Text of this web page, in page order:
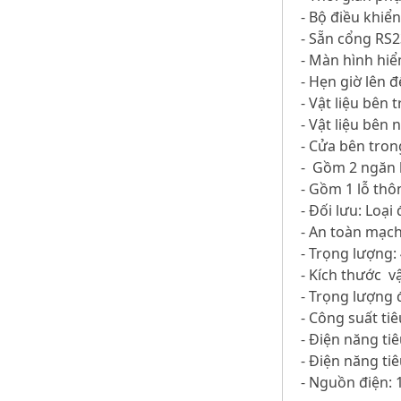
- Bộ điều
- Sẵn cổng
- Màn hình
- Hẹn giờ lên
- Vật liệu bên
- Vật liệu bên
- Cửa bên
- Gồm 2 ngăn
- Gồm 1 lỗ
- Đối lưu: Loại
- An toàn
- Trọng lượng:
- Kích thước
- Trọng lượng
- Công suất
- Điện năng
- Điện năng
- Nguồn điện: